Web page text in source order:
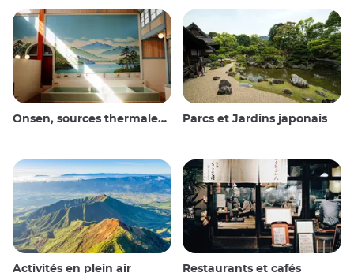
Onsen, sources thermales et bains publics Parcs et Jardins japonais
Activités en plein air Restaurants et cafés